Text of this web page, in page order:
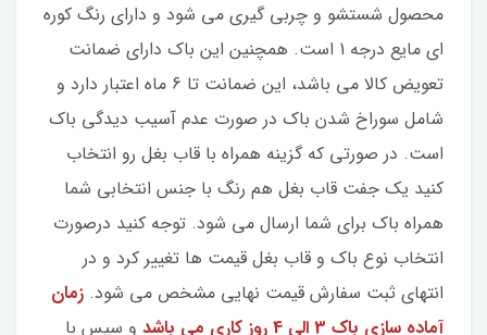
محصول شستشو و چربی گیری می شود و دارای رنگ کوره
ای مایع درجه 1 است. همچنین این باک دارای ضمانت
تعویض کالا می باشد، این ضمانت تا 6 ماه اعتبار دارد و
شامل سوراخ شدن باک در صورت عدم آسیب دیدگی باک
است. در صورتی که گزینه همراه با قاب بغل رو انتخاب
کنید یک جفت قاب بغل هم رنگ با جنس انتخابی شما
همراه باک برای شما ارسال می شود. توجه کنید درصورت
انتخاب نوع باک و قاب بغل قیمت ها تغییر کرد و در
انتهای ثبت سفارش قیمت نهایی مشخص می شود. زمان
آماده سازی باک 3 الی 4 روز کاری می باشد
و سپس با